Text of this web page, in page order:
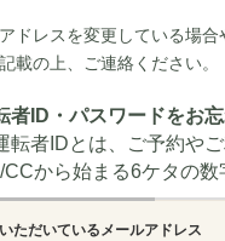
ドレスを変更している場合
載の上、ご連絡ください。
者ID・パスワードをお
転者IDとは、ご予約や
CCから始まる6ケタの
ただいているメールアドレス